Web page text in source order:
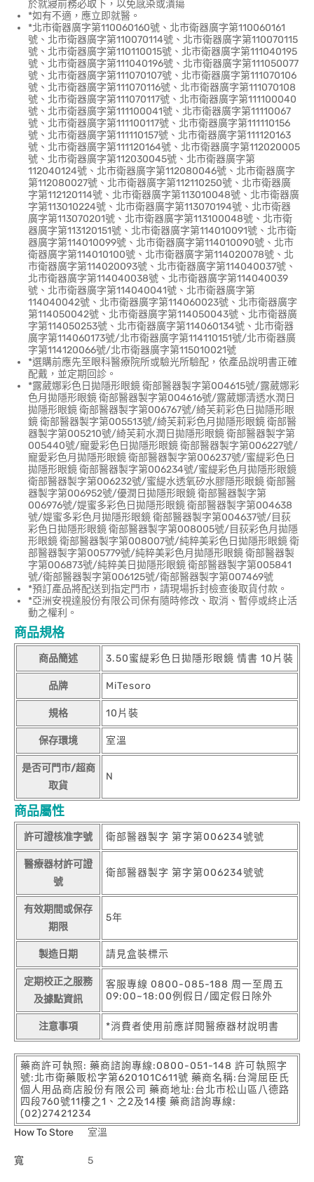
於就寢前務必取下，以免感染或潰瘍
*如有不適，應立即就醫。
*北市衛器廣字第110060160號、北市衛器廣字第110060161
號、北市衛器廣字第110070114號、北市衛器廣字第110070115
號、北市衛器廣字第110110015號、北市衛器廣字第111040195
號、北市衛器廣字第111040196號、北市衛器廣字第111050077
號、北市衛器廣字第111070107號、北市衛器廣字第111070106
號、北市衛器廣字第111070116號、北市衛器廣字第111070108
號、北市衛器廣字第111070117號、北市衛器廣字第111100040
號、北市衛器廣字第111100041號、北市衛器廣字第11110067
號、北市衛器廣字第111100117號、北市衛器廣字第111110156
號、北市衛器廣字第111110157號、北市衛器廣字第111120163
號、北市衛器廣字第111120164號、北市衛器廣字第112020005
號、北市衛器廣字第112030045號、北市衛器廣字第
112040124號、北市衛器廣字第112080046號、北市衛器廣字
第112080027號、北市衛器廣字第112110250號、北市衛器廣
字第112120114號、北市衛器廣字第113010048號、北市衛器廣
字第113010224號、北市衛器廣字第113070194號、北市衛器
廣字第113070201號、北市衛器廣字第113100048號、北市衛
器廣字第113120151號、北市衛器廣字第114010091號、北市衛
器廣字第114010099號、北市衛器廣字第114010090號、北市
衛器廣字第114010100號、北市衛器廣字第114020078號、北
市衛器廣字第114020093號、北市衛器廣字第114040037號、
北市衛器廣字第114040038號、北市衛器廣字第114040039
號、北市衛器廣字第114040041號、北市衛器廣字第
114040042號、北市衛器廣字第114060023號、北市衛器廣字
第114050042號、北市衛器廣字第114050043號、北市衛器廣
字第114050253號、北市衛器廣字第114060134號、北市衛器
廣字第114060173號/北市衛器廣字第114110151號/北市衛器廣
字第114120066號/北市衛器廣字第115010021號
*選購前應先至眼科醫療院所或驗光所驗配，依產品說明書正確
配戴，並定期回診。
*露葳娜彩色日拋隱形眼鏡 衛部醫器製字第004615號/露葳娜彩
色月拋隱形眼鏡 衛部醫器製字第004616號/露葳娜清透水潤日
拋隱形眼鏡 衛部醫器製字第006767號/綺芙莉彩色日拋隱形眼
鏡 衛部醫器製字第005513號/綺芙莉彩色月拋隱形眼鏡 衛部醫
器製字第005210號/綺芙莉水潤日拋隱形眼鏡 衛部醫器製字第
005440號/寵愛彩色日拋隱形眼鏡 衛部醫器製字第006227號/
寵愛彩色月拋隱形眼鏡 衛部醫器製字第006237號/蜜緹彩色日
拋隱形眼鏡 衛部醫器製字第006234號/蜜緹彩色月拋隱形眼鏡
衛部醫器製字第006232號/蜜緹水透氧矽水膠隱形眼鏡 衛部醫
器製字第006952號/優潤日拋隱形眼鏡 衛部醫器製字第
006976號/媞蜜多彩色日拋隱形眼鏡 衛部醫器製字第004638
號/媞蜜多彩色月拋隱形眼鏡 衛部醫器製字第004637號/目荻
彩色日拋隱形眼鏡 衛部醫器製字第008005號/目荻彩色月拋隱
形眼鏡 衛部醫器製字第008007號/純粹美彩色日拋隱形眼鏡 衛
部醫器製字第005779號/純粹美彩色月拋隱形眼鏡 衛部醫器製
字第006873號/純粹美日拋隱形眼鏡 衛部醫器製字第005841
號/衛部醫器製字第006125號/衛部醫器製字第007469號
*預訂產品將配送到指定門市，請現場拆封檢查後取貨付款。
*亞洲安視達股份有限公司保有隨時修改、取消、暫停或終止活
動之權利。
商品規格
商品簡述 3.50蜜緹彩色日拋隱形眼鏡 情書 10片裝
品牌 MiTesoro
規格 10片裝
保存環境 室溫
是否可門市/超商
取貨
N
商品屬性
許可證核准字號 衛部醫器製字 第字第006234號號
醫療器材許可證
號
衛部醫器製字 第字第006234號號
有效期間或保存
期限
5年
製造日期 請見盒裝標示
定期校正之服務
及據點資訊
客服專線 0800-085-188 周一至周五
09:00~18:00例假日/國定假日除外
注意事項 *消費者使用前應詳閱醫療器材說明書
藥商許可執照: 藥商諮詢專線:0800-051-148 許可執照字
號:北市衛藥販松字第620101C611號 藥商名稱:台灣屈臣氏
個人用品商店股份有限公司 藥商地址:台北市松山區八德路
四段760號11樓之1、之2及14樓 藥商諮詢專線:
(02)27421234
How To Store
室溫
寬 5